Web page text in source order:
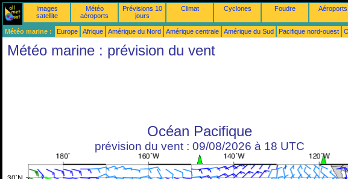
Images
satellite
Météo
aéroports
Prévisions 10
jours
Climat Cyclones Foudre Aéroports
Météo marine : Europe Afrique Amérique du Nord Amérique centrale Amérique du Sud Pacifique nord-ouest
Météo marine : prévision du vent
Océan Pacifique
prévision du vent : 09/08/2026 à 18 UTC